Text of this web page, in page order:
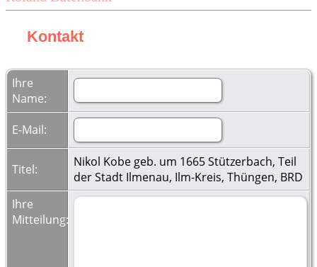
Kontakt
Ihre
Name:
E-Mail:
Titel:
Nikol Kobe geb. um 1665 Stützerbach, Teil
der Stadt Ilmenau, Ilm-Kreis, Thüngen, BRD
Ihre
Mitteilung: